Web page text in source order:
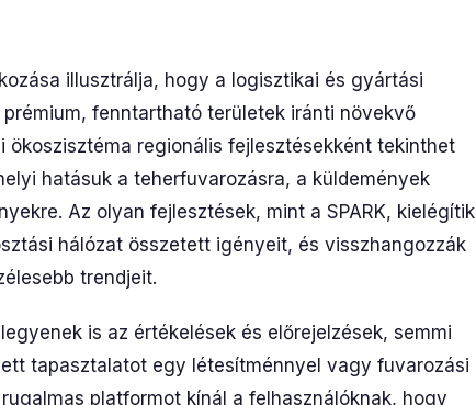
illusztrálja, hogy a logisztikai és gyártási
fenntartható területek iránti növekvő
ökoszisztéma regionális fejlesztésekként tekinthet
hatásuk a teherfuvarozásra, a küldemények
Az olyan fejlesztések, mint a SPARK, kielégítik
hálózat összetett igényeit, és visszhangozzák
trendjeit.
is az értékelések és előrejelzések, semmi
tapasztalatot egy létesítménnyel vagy fuvarozási
platformot kínál a felhasználóknak, hogy